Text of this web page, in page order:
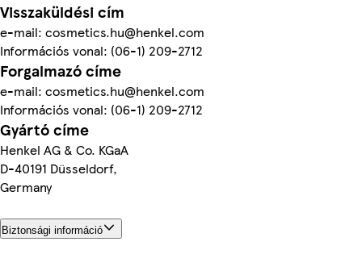
Visszaküldési cím
e-mail: cosmetics.hu@henkel.com
Információs vonal: (06-1) 209-2712
Forgalmazó címe
e-mail: cosmetics.hu@henkel.com
Információs vonal: (06-1) 209-2712
Gyártó címe
Henkel AG & Co. KGaA
D-40191 Düsseldorf,
Germany
Biztonsági információ